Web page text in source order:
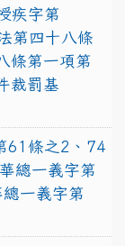
疾字第
第四十八條
條第一項第
裁罰基
61條之2、74
總一義字第
一義字第